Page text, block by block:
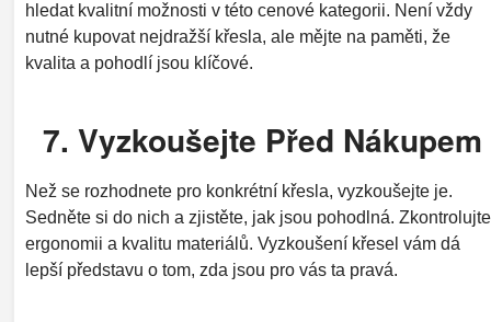
hledat kvalitní možnosti v této cenové kategorii. Není vždy
nutné kupovat nejdražší křesla, ale mějte na paměti, že
kvalita a pohodlí jsou klíčové.
7. Vyzkoušejte Před Nákupem
Než se rozhodnete pro konkrétní křesla, vyzkoušejte je.
Sedněte si do nich a zjistěte, jak jsou pohodlná. Zkontrolujte
ergonomii a kvalitu materiálů. Vyzkoušení křesel vám dá
lepší představu o tom, zda jsou pro vás ta pravá.